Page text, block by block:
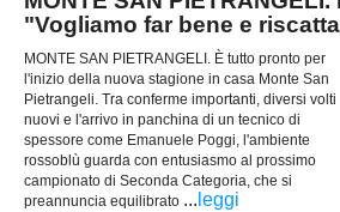
"Vogliamo far bene e
MONTE SAN PIETRANGELI. È tutto pronto per
l'inizio della nuova stagione in casa Monte San
Pietrangeli. Tra conferme importanti, diversi volti
nuovi e l'arrivo in panchina di un tecnico di
spessore come Emanuele Poggi, l'ambiente
rossoblù guarda con entusiasmo al prossimo
campionato di Seconda Categoria, che si
preannuncia equilibrato ... leggi